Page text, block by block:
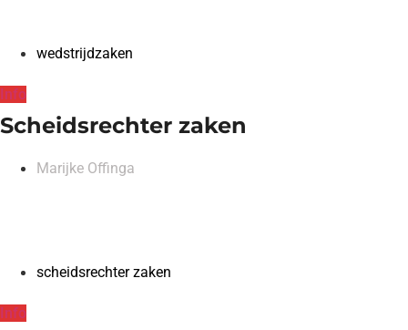
wedstrijdzaken
Info
Scheidsrechter zaken
Marijke Offinga
scheidsrechter zaken
Info